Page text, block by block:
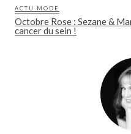
ACTU MODE
Octobre Rose : Sezane &
cancer du sein !